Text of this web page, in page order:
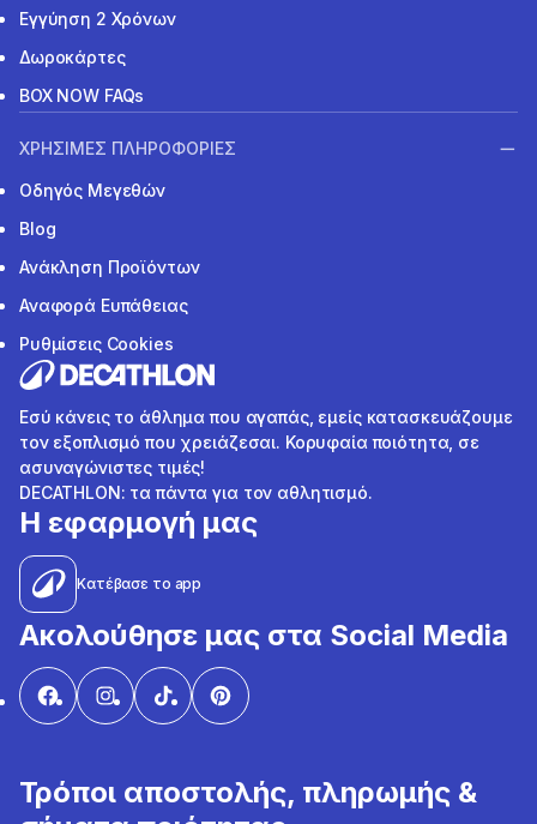
Εγγύηση 2 Χρόνων
Δωροκάρτες
BOX NOW FAQs
ΧΡΗΣΙΜΕΣ ΠΛΗΡΟΦΟΡΙΕΣ
Οδηγός Μεγεθών
Blog
Ανάκληση Προϊόντων
Αναφορά Ευπάθειας
Ρυθμίσεις Cookies
Εσύ κάνεις το άθλημα που αγαπάς, εμείς κατασκευάζουμε
τον εξοπλισμό που χρειάζεσαι. Κορυφαία ποιότητα, σε
ασυναγώνιστες τιμές!
DECATHLON: τα πάντα για τον αθλητισμό.
Η εφαρμογή μας
Κατέβασε το app
Ακολούθησε μας στα Social Media
Τρόποι αποστολής, πληρωμής &